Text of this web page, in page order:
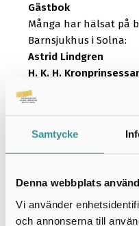
Samtycke
Denna webbplats
Vi använder
och annonserna till
Gästbok
Många har hälsat på
Barnsjukhus i Solna:
Astrid Lindgren
H. K. H.
beskyddare
H. M. Drottningen
A Teens, Adolf
Nassim Al Fakir,
Bagge, Linda
Bergqvist, Alice Bah,
Victor, Stephan &